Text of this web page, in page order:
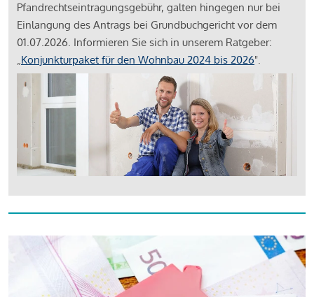
Pfandrechtseintragungsgebühr, galten hingegen nur bei
Einlangung des Antrags bei Grundbuchgericht vor dem
01.07.2026. Informieren Sie sich in unserem Ratgeber:
„Konjunkturpaket für den Wohnbau 2024 bis 2026".